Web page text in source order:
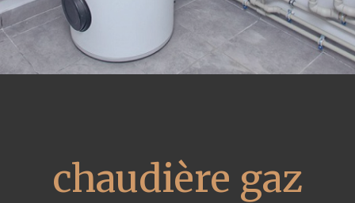
chaudière gaz